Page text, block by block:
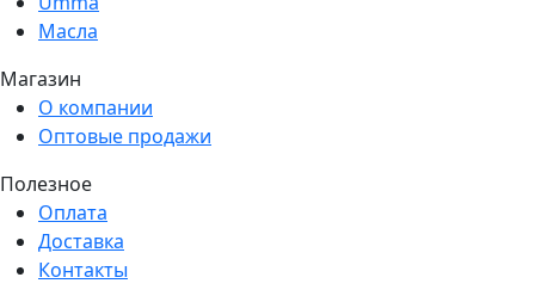
Масла
Магазин
О компании
Оптовые продажи
Полезное
Оплата
Доставка
Контакты